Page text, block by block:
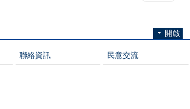
開啟
聯絡資訊 民意交流